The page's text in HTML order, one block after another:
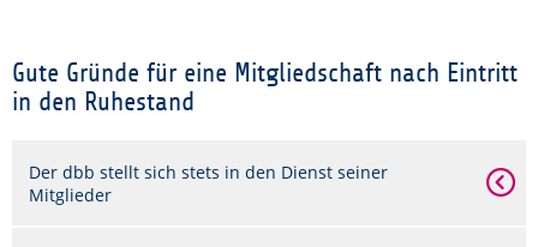
Gute Gründe für eine Mitgliedschaft nach Eintritt
in den Ruhestand
Der dbb stellt sich stets in den Dienst seiner
Mitglieder